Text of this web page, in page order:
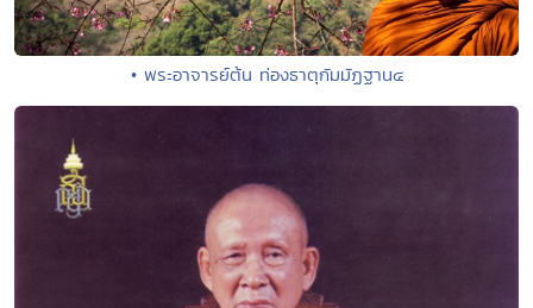
• พระอาจารย์ต้น ท่องธาตุกัมมัฏฐาน๔